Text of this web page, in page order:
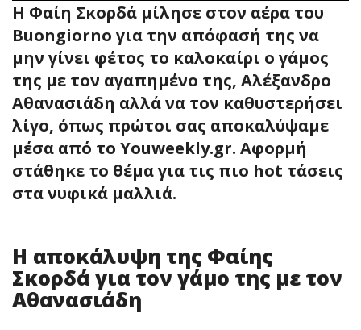
Η Φαίη Σκορδά μίλησε στον αέρα του
Buongiorno για την απόφασή της να
μην γίνει φέτος το καλοκαίρι ο γάμος
της με τον αγαπημένο της, Αλέξανδρο
Αθανασιάδη αλλά να τον καθυστερήσει
λίγο, όπως πρώτοι σας αποκαλύψαμε
μέσα από το Youweekly.gr. Αφορμή
στάθηκε το θέμα για τις πιο hot τάσεις
στα νυφικά μαλλιά.
Η αποκάλυψη της Φαίης
Σκορδά για τον γάμο της με τον
Αθανασιάδη